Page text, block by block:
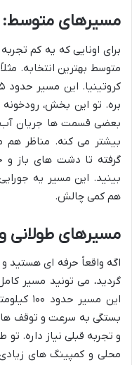
مسیرهای متوسط:
برای اونایی که یه کم
بره. تو این بخش،
بعضی قسمت ها جریان آب
بیشتر می کنه. مناظر هم
گرفته تا دشت های باز
بینید. این مسیر یه
هم کمی چالش.
مسیرهای طولانی و
اگه واقعاً حرفه ای هستید
گردید، می تونید مسیر
بستگی به سرعت و توقف
و تجربه قبلی نیاز داره.
محلی و کمپینگ های